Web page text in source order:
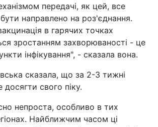
передачі, як цей, все
направлено на роз'єднання.
в гарячих точках
зростанням захворюваності - це
інфікування", - сказала вона.
сказала, що за 2-3 тижні
досягти свого піку.
непроста, особливо в тих
Найближчим часом ці